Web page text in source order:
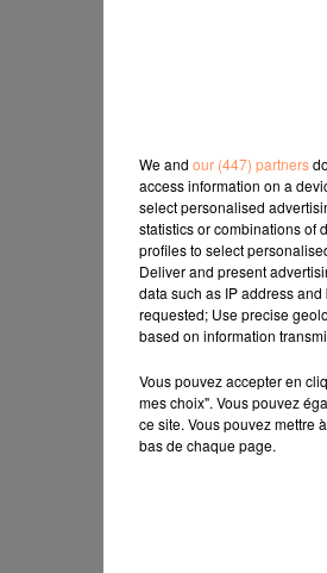
We and our (447) partners
access information on a
select personalised
statistics or combinations of
profiles to select
Deliver and present
data such as IP address
requested; Use precise
based on information
Vous pouvez accepter en
mes choix". Vous pouvez
ce site. Vous pouvez mettre
bas de chaque page.